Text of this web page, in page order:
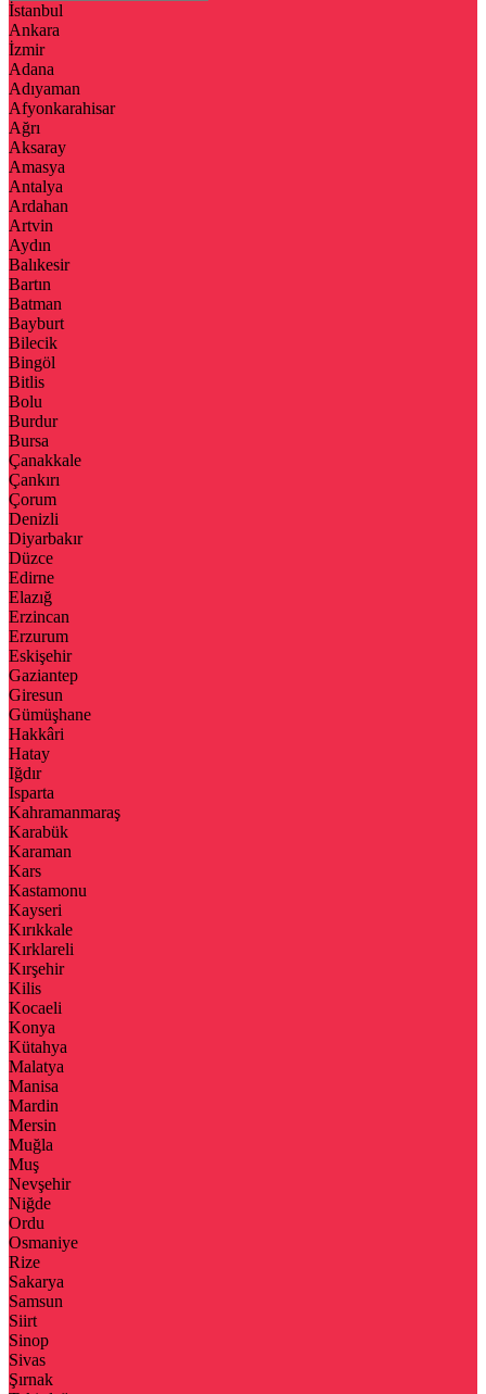
İstanbul
Ankara
İzmir
Adana
Adıyaman
Afyonkarahisar
Ağrı
Aksaray
Amasya
Antalya
Ardahan
Artvin
Aydın
Balıkesir
Bartın
Batman
Bayburt
Bilecik
Bingöl
Bitlis
Bolu
Burdur
Bursa
Çanakkale
Çankırı
Çorum
Denizli
Diyarbakır
Düzce
Edirne
Elazığ
Erzincan
Erzurum
Eskişehir
Gaziantep
Giresun
Gümüşhane
Hakkâri
Hatay
Iğdır
Isparta
Kahramanmaraş
Karabük
Karaman
Kars
Kastamonu
Kayseri
Kırıkkale
Kırklareli
Kırşehir
Kilis
Kocaeli
Konya
Kütahya
Malatya
Manisa
Mardin
Mersin
Muğla
Muş
Nevşehir
Niğde
Ordu
Osmaniye
Rize
Sakarya
Samsun
Siirt
Sinop
Sivas
Şırnak